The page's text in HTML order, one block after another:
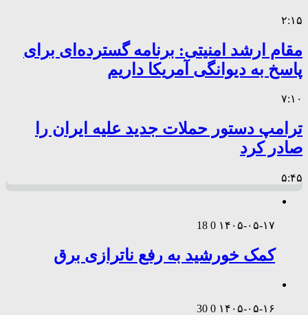
۲:۱۵
مقام ارشد امنیتی: برنامه گسترده‌ای برای
پاسخ به دیوانگی آمریکا داریم
۷:۱۰
ترامپ دستور حملات جدید علیه ایران را
صادر کرد
۵:۴۵
۱۴۰۵-۰۵-۱۷ 0
18
کمک خورشید به رفع ناترازی برق
۱۴۰۵-۰۵-۱۶ 0
30